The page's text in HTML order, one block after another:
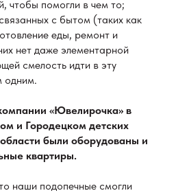
чтобы помогли в чем то;
с бытом (таких как
еды, ремонт и
нет даже элементарной
смелость идти в эту
одним.
«Ювелирочка» в
и Городецком детских
были оборудованы и
квартиры.
наши подопечные смогли